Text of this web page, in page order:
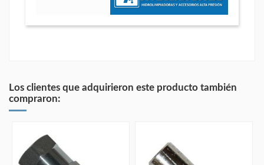
Los clientes que adquirieron este producto también
compraron: